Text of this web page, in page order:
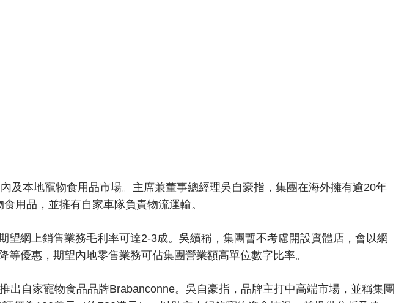
及本地寵物食用品市場。主席兼董事總經理吳自豪指，集團在海外擁有逾20年
用品，並擁有自家車隊負責物流運輸。
網上銷售業務毛利率可達2-3成。吳續稱，集團暫不考慮開設實體店，會以網
優惠，期望內地零售業務可佔集團營業額高單位數字比率。
自家寵物食品品牌Brabanconne。吳自豪指，品牌主打中高端市場，並稱集團